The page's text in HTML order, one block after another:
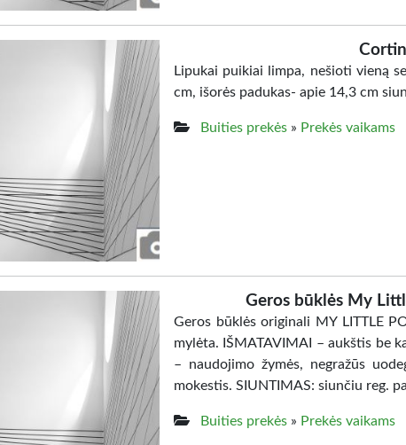
Lipukai puikiai limpa, nešioti vieną
cm, išorės padukas- apie 14,3 cm
Buities prekės» Prekės vaikams
Geros būklės My
Geros būklės originali MY LITTLE
mylėta. IŠMATAVIMAI – aukštis be
– naudojimo žymės, negražūs
mokestis. SIUNTIMAS: siunčiu reg.
Buities prekės» Prekės vaikams